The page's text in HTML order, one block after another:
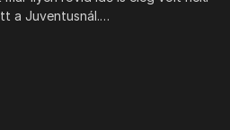
a Juventusnál.…